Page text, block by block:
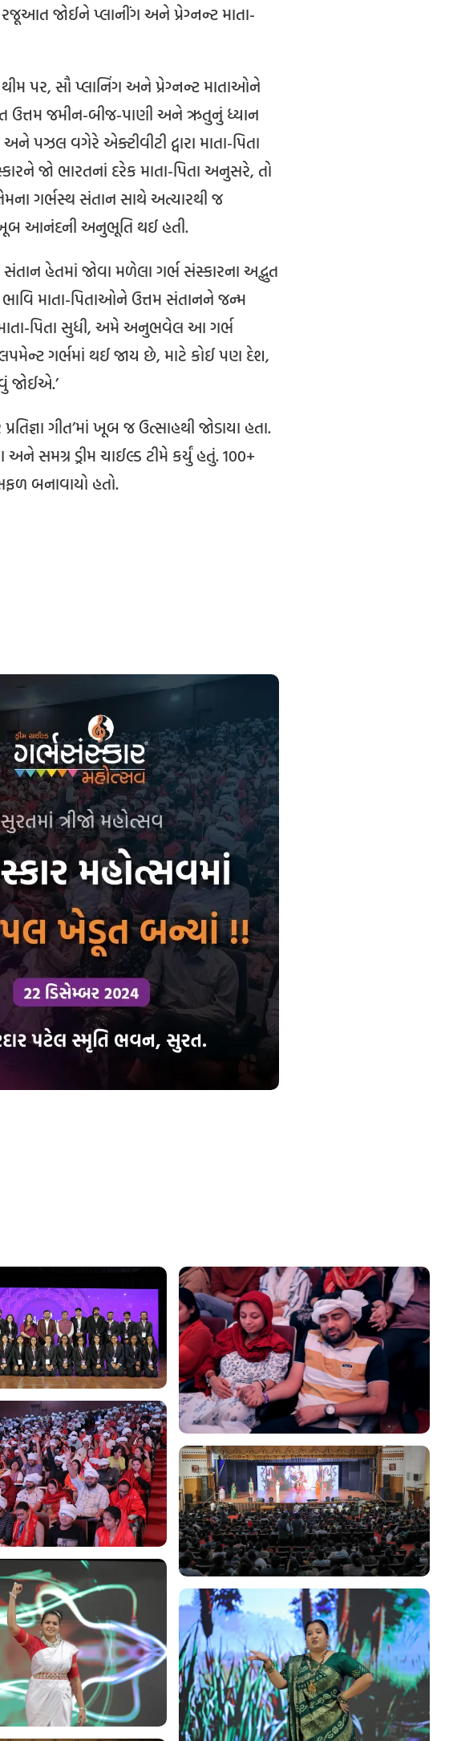
જોઈને પ્લાનીંગ અને પ્રેગ્નન્ટ માતા-
પર, સૌ પ્લાનિંગ અને પ્રેગ્નન્ટ માતાઓને
ઉત્તમ જમીન-બીજ-પાણી અને ઋતુનું ધ્યાન
પઝલ વગેરે એક્ટીવીટી દ્વારા માતા-પિતા
જો ભારતનાં દરેક માતા-પિતા અનુસરે, તો
ગર્ભસ્થ સંતાન સાથે અત્યારથી જ
ખૂબ આનંદની અનુભૂતિ થઈ હતી.
હેતમાં જોવા મળેલા ગર્ભ સંસ્કારના અદ્ભુત
માતા-પિતાઓને ઉત્તમ સંતાનને જન્મ
માતા-પિતા સુધી, અમે અનુભવેલ આ ગર્ભ
ગર્ભમાં થઈ જાય છે, માટે કોઈ પણ દેશ,
જોઈએ.’
ગીત’માં ખૂબ જ ઉત્સાહથી જોડાયા હતા.
સમગ્ર ડ્રીમ ચાઈલ્ડ ટીમે કર્યું હતું. 100+
બનાવાયો હતો.